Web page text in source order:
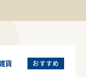
おすすめ
貨